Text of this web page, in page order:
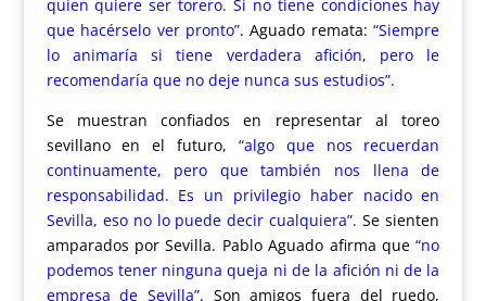
quien quiere ser torero. Si no tiene condiciones hay
que hacérselo ver pronto”. Aguado remata: “Siempre
lo animaría si tiene verdadera afición, pero le
recomendaría que no deje nunca sus estudios”.
Se muestran confiados en representar al toreo
sevillano en el futuro, “algo que nos recuerdan
continuamente, pero que también nos llena de
responsabilidad. Es un privilegio haber nacido en
Sevilla, eso no lo puede decir cualquiera”. Se sienten
amparados por Sevilla. Pablo Aguado afirma que “no
podemos tener ninguna queja ni de la afición ni de la
empresa de Sevilla”. Son amigos fuera del ruedo,